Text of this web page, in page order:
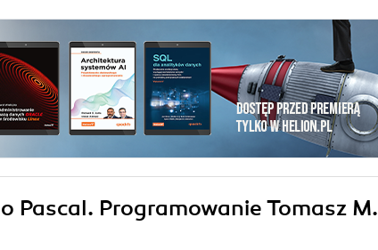
Pascal. Programowanie Tomasz M.